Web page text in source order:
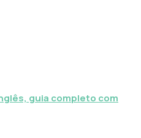
guia completo com